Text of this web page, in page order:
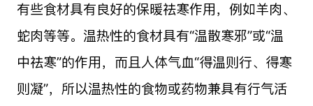
有些食材具有良好的保暖祛寒作用，例如羊肉、
蛇肉等等。温热性的食材具有“温散寒邪”或“温
中祛寒”的作用，而且人体气血“得温则行、得寒
则凝”，所以温热性的食物或药物兼具有行气活